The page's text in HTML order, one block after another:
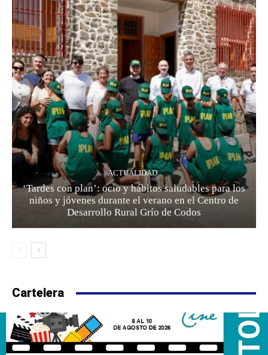
ACTUALIDAD
‘Tardes con plan’: ocio y hábitos saludables para los
niños y jóvenes durante el verano en el Centro de
Desarrollo Rural Grío de Codos
Cartelera